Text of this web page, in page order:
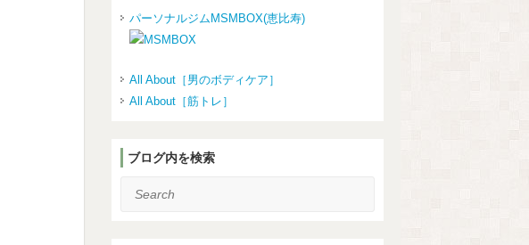
パーソナルジムMSMBOX(恵比寿)
All About［男のボディケア］
All About［筋トレ］
ブログ内を検索
Search